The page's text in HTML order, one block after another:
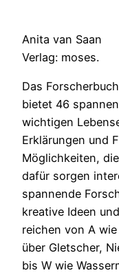
Anita van Saan
Verlag: moses.
Das
bietet 46
wichtigen
Erklärungen und
Möglichkeiten,
dafür sorgen
spannende
kreative Ideen
reichen von A
über Gletscher,
bis W wie